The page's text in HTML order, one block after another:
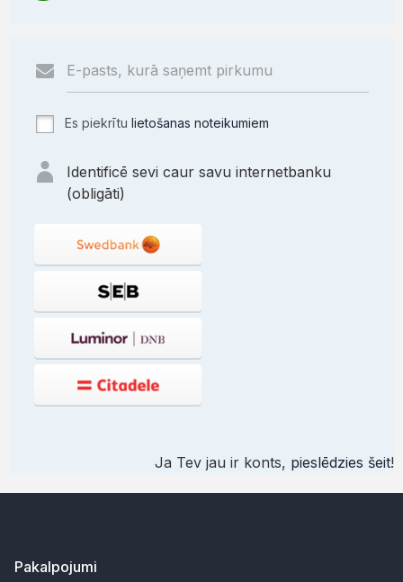
Es piekrītu lietošanas noteikumiem
Identificē sevi caur savu internetbanku
(obligāti)
Ja Tev jau ir konts, pieslēdzies šeit!
Pakalpojumi